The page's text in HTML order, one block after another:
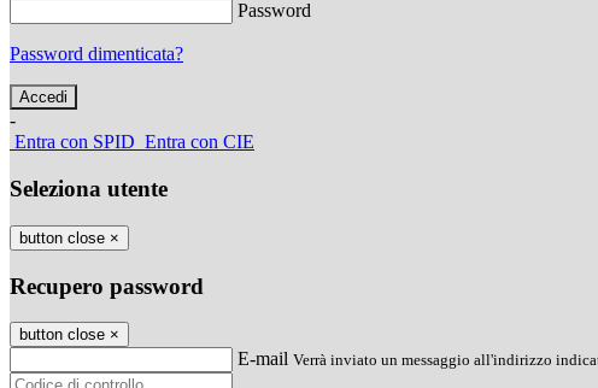
Password
Password dimenticata?
-
Entra con SPID Entra con CIE
Seleziona utente
button close ×
Recupero password
button close ×
E-mail Verrà inviato un messaggio all'indirizzo